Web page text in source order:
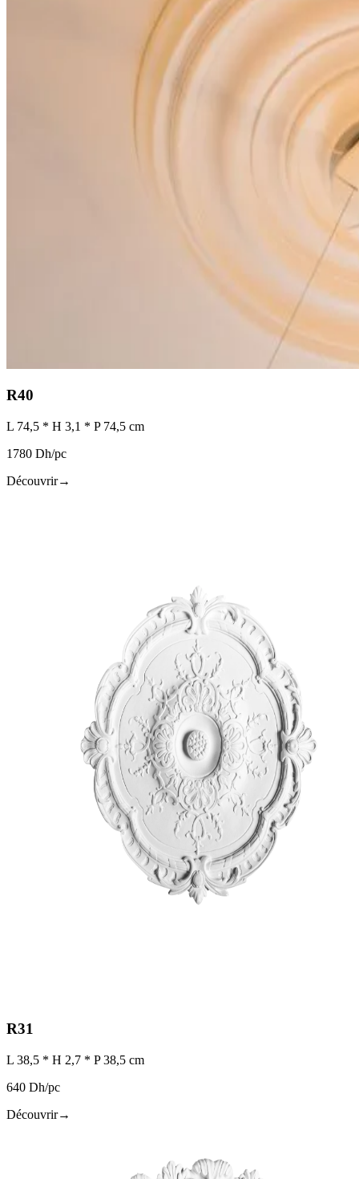
R40
L 74,5 * H 3,1 * P 74,5 cm
1780 Dh/pc
Découvrir→
R31
L 38,5 * H 2,7 * P 38,5 cm
640 Dh/pc
Découvrir→